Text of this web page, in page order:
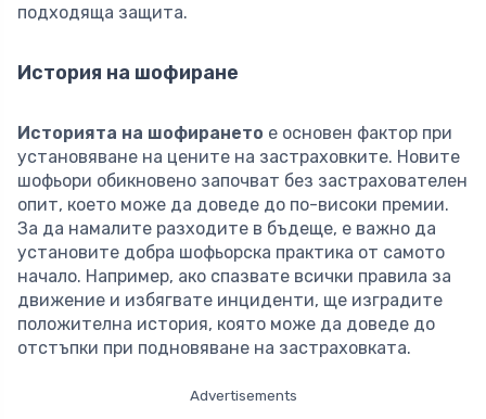
подходяща защита.
История на шофиране
Историята на шофирането е основен фактор при
установяване на цените на застраховките. Новите
шофьори обикновено започват без застрахователен
опит, което може да доведе до по-високи премии.
За да намалите разходите в бъдеще, е важно да
установите добра шофьорска практика от самото
начало. Например, ако спазвате всички правила за
движение и избягвате инциденти, ще изградите
положителна история, която може да доведе до
отстъпки при подновяване на застраховката.
Advertisements